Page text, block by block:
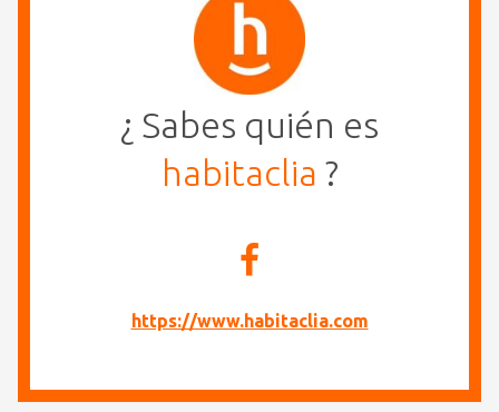
¿ Sabes quién es
habitaclia ?
https://www.habitaclia.com